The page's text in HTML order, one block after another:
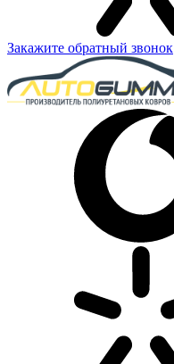
Закажите обратный звонок